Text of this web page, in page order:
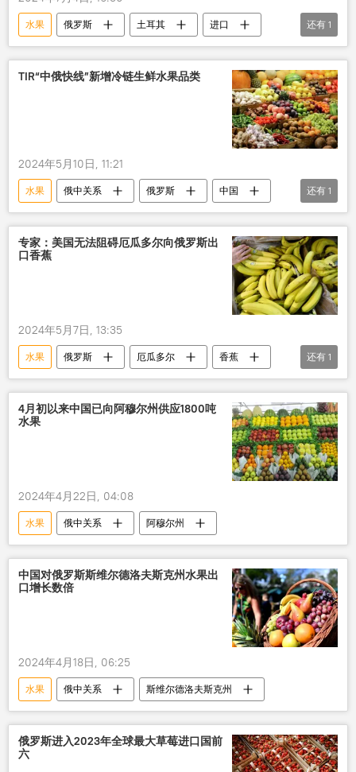
水果 俄罗斯 土耳其
进口
橙子
还有 1
TIR“中俄快线”新增冷链生鲜水果品类
2024年5月10日, 11:21
水果 俄中关系 俄罗斯
中国
运输
还有 1
专家：美国无法阻碍厄瓜多尔向俄罗斯出
口香蕉
2024年5月7日, 13:35
水果 俄罗斯 厄瓜多尔
香蕉
出口
还有 1
4月初以来中国已向阿穆尔州供应1800吨
水果
2024年4月22日, 04:08
水果 俄中关系 阿穆尔州
中国对俄罗斯斯维尔德洛夫斯克州水果出
口增长数倍
2024年4月18日, 06:25
水果 俄中关系 斯维尔德洛夫斯克州
俄罗斯进入2023年全球最大草莓进口国前
六